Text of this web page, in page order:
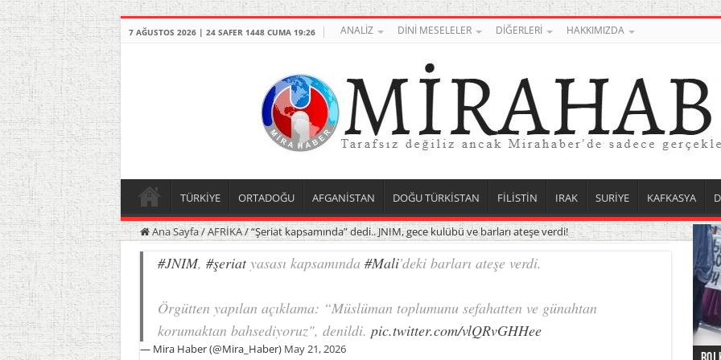
7 AĞUSTOS 2026 | 24 SAFER 1448 CUMA 19:26 ANALİZ DİNİ MESELELER DİĞERLERİ HAKKIMIZDA
TÜRKİYE ORTADOĞU AFGANİSTAN DOĞU TÜRKİSTAN FİLİSTİN IRAK SURİYE KAFKASYA
Ana Sayfa/AFRİKA/“Şeriat kapsamında” dedi.. JNIM, gece kulübü ve barları ateşe verdi!
#JNIM, #şeriatyasası kapsamında #Mali'deki barları ateşe verdi.
Örgütten yapılan açıklama: “Müslüman toplumunu sefahatten ve günahtan
korumaktan bahsediyoruz", denildi. pic.twitter.com/vlQRvGHHee
— Mira Haber (@Mira_Haber) May 21, 2026